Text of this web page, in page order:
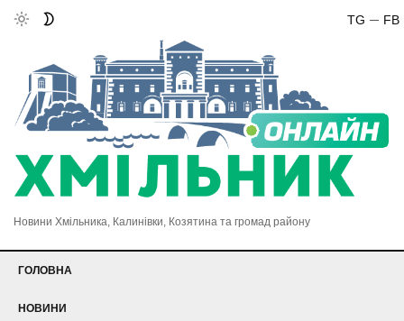
FB
TG
Новини Хмільника, Калинівки, Козятина та громад району
ГОЛОВНА
НОВИНИ